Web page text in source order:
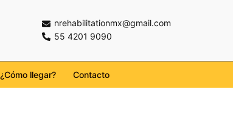
nrehabilitationmx@gmail.com
55 4201 9090
¿Cómo llegar? Contacto